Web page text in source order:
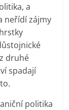
a
neřídí zájmy
druhé
spadají
politika